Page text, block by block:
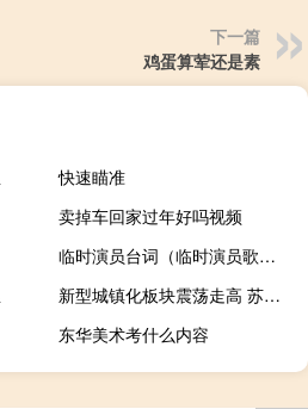
下一篇
鸡蛋算荤还是素
快速瞄准
卖掉车回家过年好吗视频
临时演员台词（临时演员歌词）
新型城镇化板块震荡走高 苏州规划大涨10%
东华美术考什么内容